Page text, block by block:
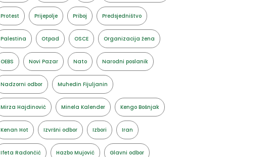
Protest Prijepolje Priboj Predsjedništvo
Palestina Otpad OSCE Organizacija žena
OEBS Novi Pazar Nato Narodni poslanik
Nadzorni odbor Muhedin Fijuljanin
Mirza Hajdinović Minela Kalender Kengo Bošnjak
Kenan Hot Izvršni odbor Izbori Iran
Ifeta Radončić Hazbo Mujović Glavni odbor